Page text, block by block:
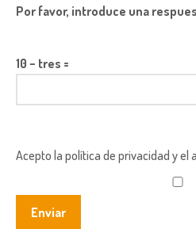
Por favor, introduce una
10 − tres =
Acepto la política de privacidad y el